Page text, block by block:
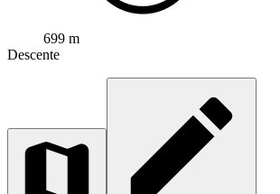
699 m
Descente